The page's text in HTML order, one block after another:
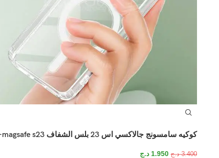
كوكيه سامسونج جالاكسي اس 23 بلس الشفاف magsafe s23+
3.400 د.ج 1.950 د.ج